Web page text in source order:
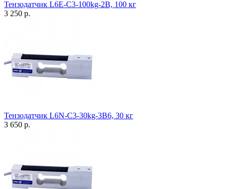
Тензодатчик L6E-C3-100kg-2B, 100 кг
3 250 р.
Тензодатчик L6N-C3-30kg-3B6, 30 кг
3 650 р.